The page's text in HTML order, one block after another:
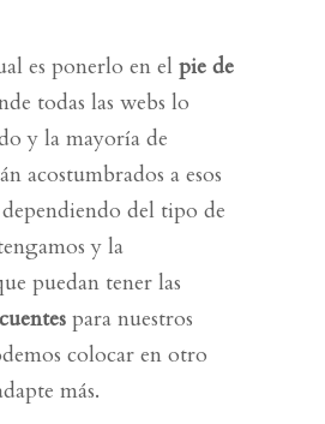
es ponerlo en el pie de
todas las webs lo
y la mayoría de
acostumbrados a esos
del tipo de
y la
puedan tener las
para nuestros
colocar en otro
más.